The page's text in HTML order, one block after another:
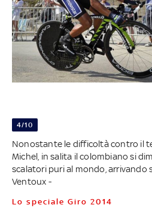
4/10
Nonostante le difficoltà contro il
Michel, in salita il colombiano si
scalatori puri al mondo, arrivando
Ventoux -
Lo speciale Giro 2014